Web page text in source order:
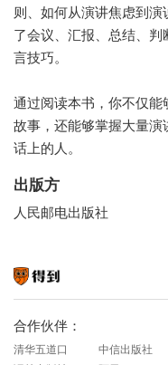
则、如何从演讲焦虑到
了会议、汇报、总结、
言技巧。
通过阅读本书，你不仅
故事，还能够掌握大量
话上的人。
出版方
人民邮电出版社
合作伙伴：
清华五道口 中信出版社